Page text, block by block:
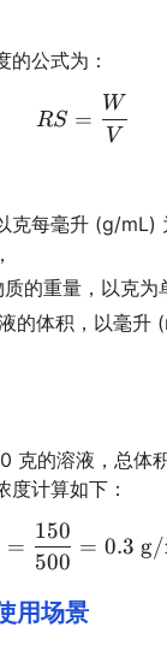
的公式为：
RS =
RS =
V
W
克每毫升 (g/mL)
质的重量，以克为
的体积，以毫升
克的溶液，总体
度计算如下：
RS =
=
500
150
= 0.3
用场景